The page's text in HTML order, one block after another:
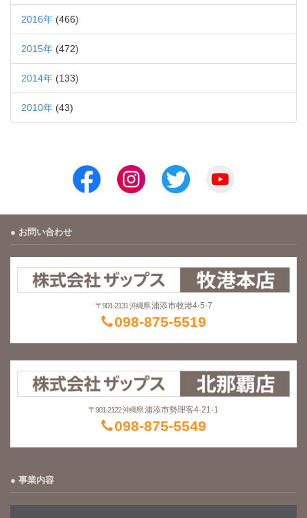
2016年 (466)
2015年 (472)
2014年 (133)
2010年 (43)
お問い合わせ
〒901-2131 沖縄県 浦添市牧港4-5-7
098-875-5519
〒901-2122 沖縄県浦添市勢理客4-21-1
098-875-5549
事業内容